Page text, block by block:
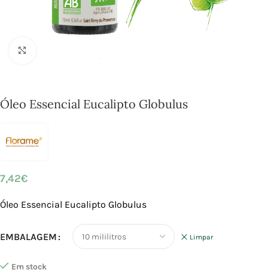
Óleo Essencial Eucalipto Globulus
7,42€
Óleo Essencial Eucalipto Globulus
EMBALAGEM Limpar
Em stock